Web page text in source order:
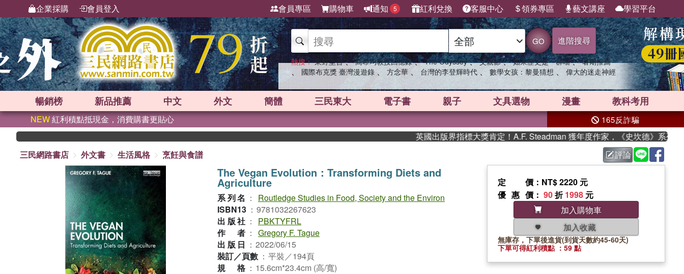
企業採購 會員登入 會員專區 購物車 通知 5 紅利兌換 客服中心 領券專區 藝文講座 學習平台
GO 進階搜尋
熱搜： 東野圭吾 、 高希均教授回憶錄 、 The Odyssey 、 父親節 、 如果歷史是一群喵 、 暑期推薦
、 國際布克獎 臺灣漫遊錄 、 方念華 、 台灣的李登輝時代 、 數學女孩：黎曼猜想 、 偉大的迷走神經
暢銷榜 新品推薦 中文 外文 簡體 三民東大 電子書 親子 文具選物 漫畫 教科考用
NEW紅利積點抵現金，消費購書更貼心 165反詐騙
英國出版界指標大獎肯定！A.F. Steadman 獲年度作家，《史坎德》系列帶你
三民網路書店
外文書 生活風格 烹飪與食譜 評論
The Vegan Evolution：Transforming Diets and
Agriculture
系列名 ：
Routledge Studies in Food, Society and the Environ
ISBN13 ： 9781032267623
出版社 ：
PBKTYFRL
作者 ： Gregory F. Tague
出版日 ： 2022/06/15
裝訂／頁數 ： 平裝／194頁
規格 ： 15.6cm*23.4cm (高/寬)
定價 ：NT$ 2220 元
優惠價 ： 90折1998 元
加入購物車
加入收藏
無庫存，下單後進貨(到貨天數約45-60天)
下單可得紅利積點 ：59 點